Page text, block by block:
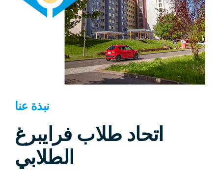
نبذة عنا
اتحاد طلاب فرايبرغ
الطلابي